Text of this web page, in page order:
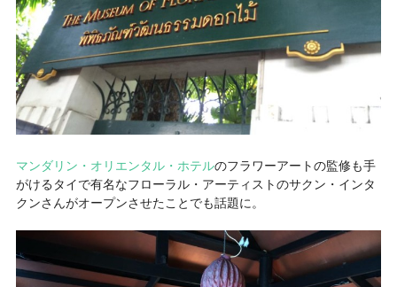
マンダリン・オリエンタル・ホテルのフラワーアートの監修も手
がけるタイで有名なフローラル・アーティストのサクン・インタ
クンさんがオープンさせたことでも話題に。